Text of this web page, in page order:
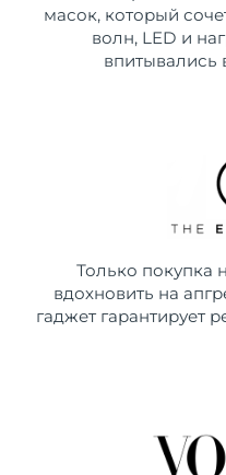
масок, который
волн, LED и
впитывались
Только покупка
вдохновить на
гаджет гарантирует